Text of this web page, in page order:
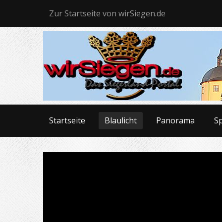
Zur Startseite von wirSiegen.de
Startseite Blaulicht Panorama